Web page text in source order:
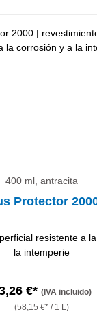
400 ml, antracita
Protector
resistente a
la intemperie
€* (IVA incluido)
(58,15 €* / 1 L)